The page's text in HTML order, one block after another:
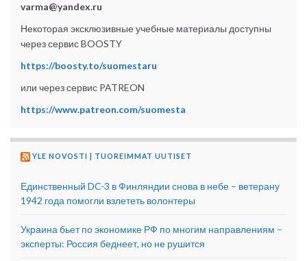
varma@yandex.ru
Некоторая эксклюзивные учебные материалы доступны
через сервис BOOSTY
https://boosty.to/suomestaru
или через сервис PATREON
https://www.patreon.com/suomesta
YLE NOVOSTI | TUOREIMMAT UUTISET
Единственный DC-3 в Финляндии снова в небе – ветерану
1942 года помогли взлететь волонтеры
Украина бьет по экономике РФ по многим направлениям –
эксперты: Россия беднеет, но не рушится